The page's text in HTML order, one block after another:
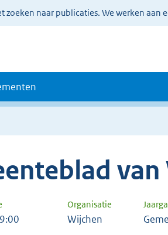
naar publicaties. We werken aan
Organisatie
Wijchen